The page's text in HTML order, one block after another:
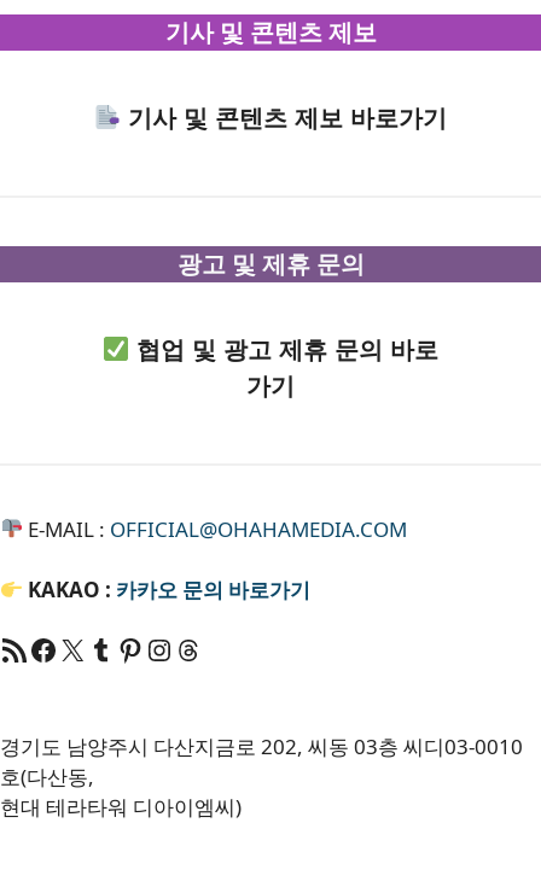
기사 및 콘텐츠 제보
기사 및 콘텐츠 제보 바로가기
광고 및 제휴 문의
협업 및 광고 제휴 문의 바로
가기
E-MAIL : OFFICIAL@OHAHAMEDIA.COM
KAKAO : 카카오 문의 바로가기
RSS 피드Facebook
X Tumblr
Pinterest
RSSThreads
경기도 남양주시 다산지금로 202, 씨동 03층 씨디03-0010
호(다산동,
현대 테라타워 디아이엠씨)